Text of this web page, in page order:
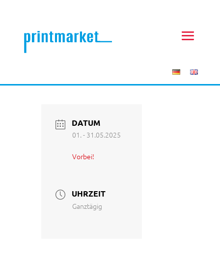
DATUM
01. - 31.05.2025
Vorbei!
UHRZEIT
Ganztägig